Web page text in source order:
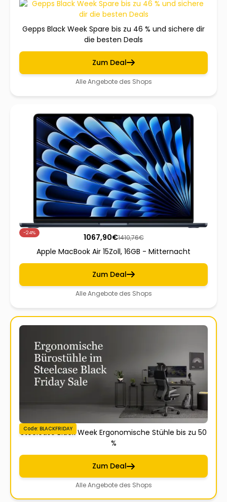
Gepps Black Week Spare bis zu 46 % und sichere dir
die besten Deals
Zum Deal
Alle Angebote des Shops
-24% 1067,90€1410,76€
Apple MacBook Air 15Zoll, 16GB - Mitternacht
Zum Deal
Alle Angebote des Shops
Code: BLACKFRIDAY
Steelcase Black Week Ergonomische Stühle bis zu 50
%
Zum Deal
Alle Angebote des Shops